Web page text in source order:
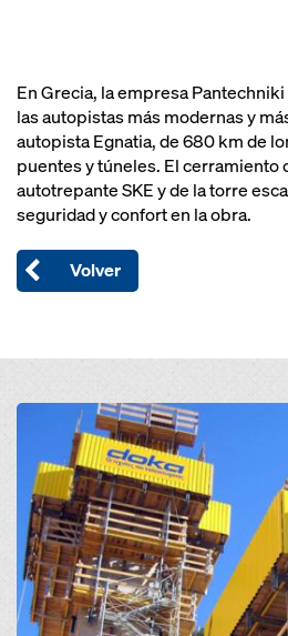
En Grecia, la empresa
las autopistas más modernas y
autopista Egnatia, de 680 km de
puentes y túneles. El
autotrepante SKE y de la torre
seguridad y confort en la obra.
Volver
Open